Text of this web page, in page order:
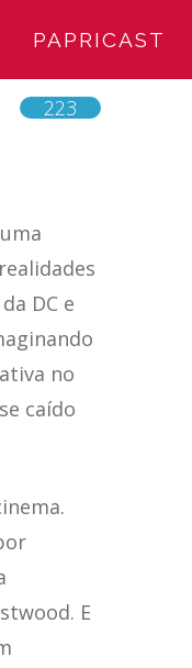
PAPRICAST
223
DC e
no
caído
E